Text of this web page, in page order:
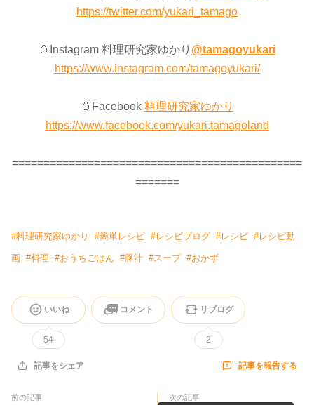
https://twitter.com/yukari_tamago
🥚Instagram 料理研究家ゆかり @tamagoyukari
https://www.instagram.com/tamagoyukari/
🥚Facebook 料理研究家ゆかり
https://www.facebook.com/yukari.tamagoland
==============================================
=======
#料理研究家ゆかり #簡単レシピ #レシピブログ #レシピ #レシピ動
画 #料理 #おうちごはん #豚汁 #スープ #おかず
いいね
54
コメント リブログ
2
記事をシェア 記事を報告する
前の記事 次の記事